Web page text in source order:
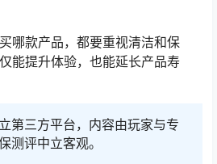
哪款产品，都要重视清洁和保
能提升体验，也能延长产品寿
第三方平台，内容由玩家与专
测评中立客观。